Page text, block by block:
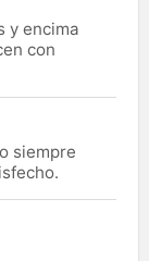
y encima
con
siempre